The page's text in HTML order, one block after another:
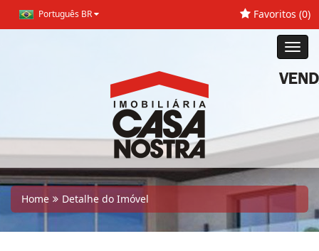
Português BR Favoritos (0)
Home Detalhe do Imóvel